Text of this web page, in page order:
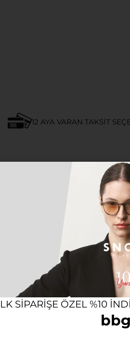
12 AYA VARAN TAKSIT
Açıklama
Saati
Jacques Du Manoir NRO.23
Ve Çift Renkli Kordon Yapısı
Uygun Olarak Üretilen,
Şık Taş Süslemeleri İle Lüks
Renklerinin Kusursuz Uyumunu
SIPARIŞE ÖZEL %10